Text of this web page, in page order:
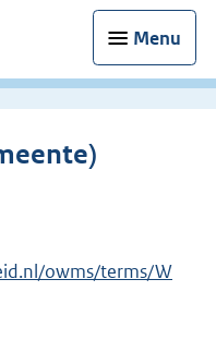
Menu
owms/terms/W